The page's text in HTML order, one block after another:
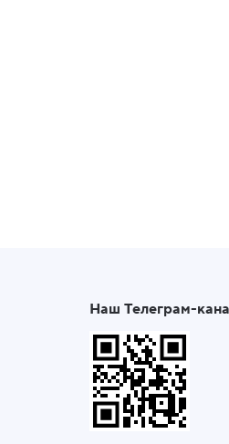
Наш Телеграм-